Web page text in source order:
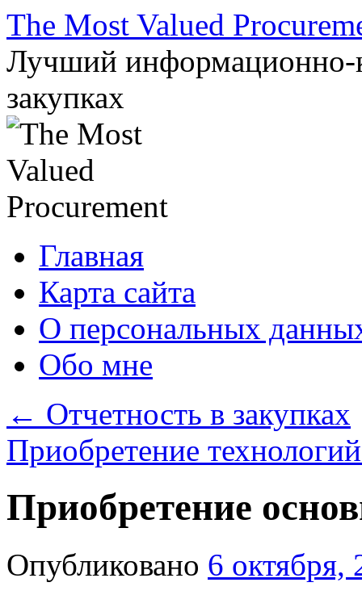
Перейти
содержимому
The Most Valued
Лучший информационно-
закупках
Главная
Карта сайта
О персональных
Обо мне
← Отчетность в закупках
Приобретение
Приобретение
Опубликовано 6 октября,